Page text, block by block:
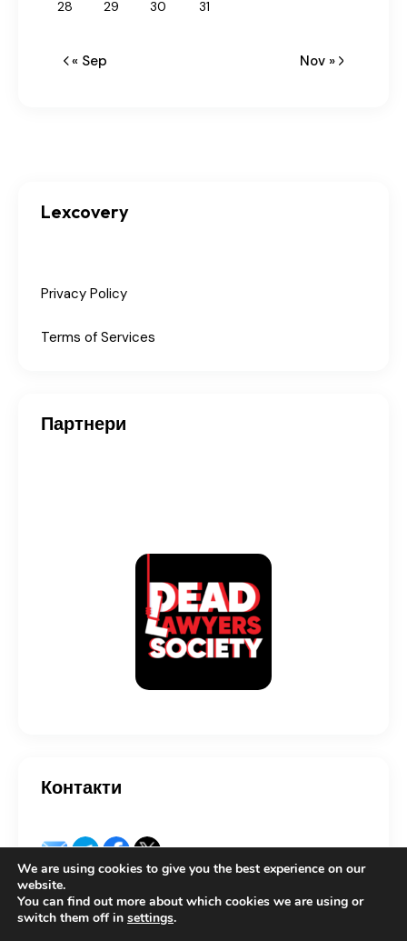
28
29 30 31
« Sep Nov »
Lexcovery
Privacy Policy
Terms of Services
Партнери
Контакти
We are using cookies to give you the best experience on our
website.
You can find out more about which cookies we are using or
switch them off in settings.